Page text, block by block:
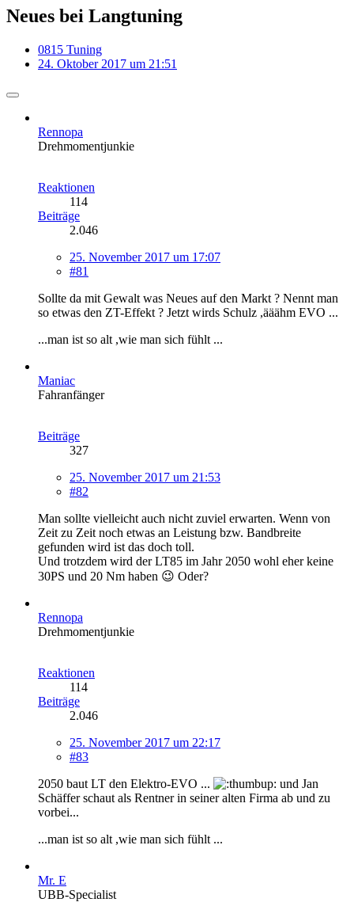
Neues bei Langtuning
0815 Tuning
24. Oktober 2017 um 21:51
Rennopa
Drehmomentjunkie
Reaktionen
114
Beiträge
2.046
25. November 2017 um 17:07
#81
Sollte da mit Gewalt was Neues auf den Markt ? Nennt man
so etwas den ZT-Effekt ? Jetzt wirds Schulz ,ääähm EVO ...
...man ist so alt ,wie man sich fühlt ...
Maniac
Fahranfänger
Beiträge
327
25. November 2017 um 21:53
#82
Man sollte vielleicht auch nicht zuviel erwarten. Wenn von
Zeit zu Zeit noch etwas an Leistung bzw. Bandbreite
gefunden wird ist das doch toll.
Und trotzdem wird der LT85 im Jahr 2050 wohl eher keine
30PS und 20 Nm haben 😉 Oder?
Rennopa
Drehmomentjunkie
Reaktionen
114
Beiträge
2.046
25. November 2017 um 22:17
#83
2050 baut LT den Elektro-EVO ...
und Jan
Schäffer schaut als Rentner in seiner alten Firma ab und zu
vorbei...
...man ist so alt ,wie man sich fühlt ...
Mr. E
UBB-Specialist